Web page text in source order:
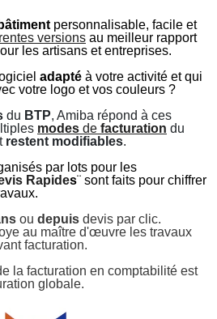
bâtiment personnalisable, facile et
versions au meilleur rapport
les artisans et entreprises.
adapté à votre activité et qui
votre logo et vos couleurs ?
du BTP, Amiba répond à ces
modes de facturation du
restent modifiables.
par lots pour les
Rapides¨ sont faits pour chiffrer
ou depuis devis par clic.
au maître d'œuvre les travaux
facturation.
la facturation en comptabilité est
globale.